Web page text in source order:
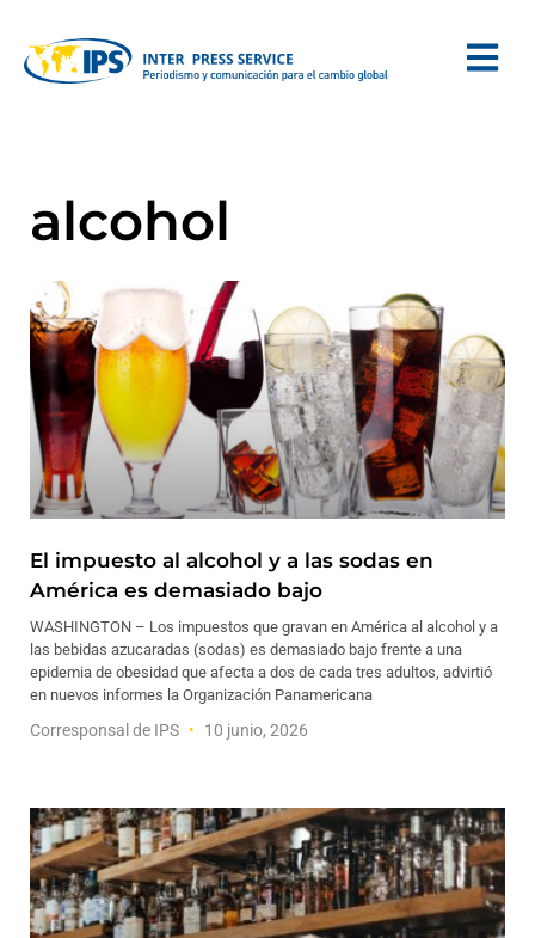
alcohol
El impuesto al alcohol y a las sodas en
América es demasiado bajo
WASHINGTON – Los impuestos que gravan en América al alcohol y a
las bebidas azucaradas (sodas) es demasiado bajo frente a una
epidemia de obesidad que afecta a dos de cada tres adultos, advirtió
en nuevos informes la Organización Panamericana
Corresponsal de IPS 10 junio, 2026